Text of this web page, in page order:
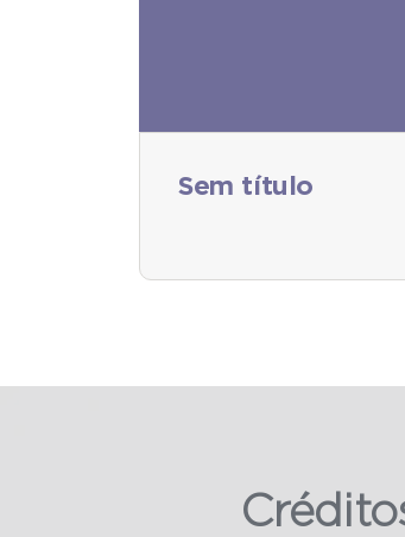
Sem título